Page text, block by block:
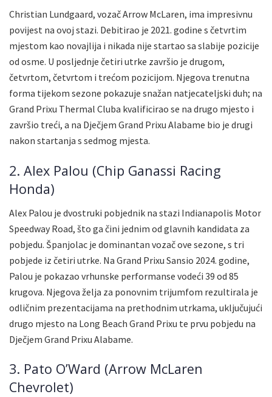
Christian Lundgaard, vozač Arrow McLaren, ima impresivnu
povijest na ovoj stazi. Debitirao je 2021. godine s četvrtim
mjestom kao novajlija i nikada nije startao sa slabije pozicije
od osme. U posljednje četiri utrke završio je drugom,
četvrtom, četvrtom i trećom pozicijom. Njegova trenutna
forma tijekom sezone pokazuje snažan natjecateljski duh; na
Grand Prixu Thermal Cluba kvalificirao se na drugo mjesto i
završio treći, a na Dječjem Grand Prixu Alabame bio je drugi
nakon startanja s sedmog mjesta.
2. Alex Palou (Chip Ganassi Racing
Honda)
Alex Palou je dvostruki pobjednik na stazi Indianapolis Motor
Speedway Road, što ga čini jednim od glavnih kandidata za
pobjedu. Španjolac je dominantan vozač ove sezone, s tri
pobjede iz četiri utrke. Na Grand Prixu Sansio 2024. godine,
Palou je pokazao vrhunske performanse vodeći 39 od 85
krugova. Njegova želja za ponovnim trijumfom rezultirala je
odličnim prezentacijama na prethodnim utrkama, uključujući
drugo mjesto na Long Beach Grand Prixu te prvu pobjedu na
Dječjem Grand Prixu Alabame.
3. Pato O’Ward (Arrow McLaren
Chevrolet)